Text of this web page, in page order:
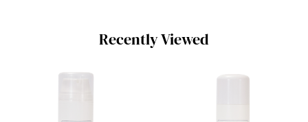
Recently Viewed